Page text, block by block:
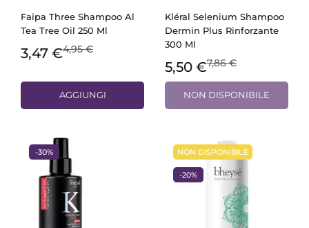
Faipa Three Shampoo Al
Tea Tree Oil 250 Ml
3,47 €4,95 €
AGGIUNGI
Kléral Selenium Shampoo
Dermin Plus Rinforzante
300 Ml
5,50 €7,86 €
NON DISPONIBILE
-30% NON DISPONIBILE
-20%